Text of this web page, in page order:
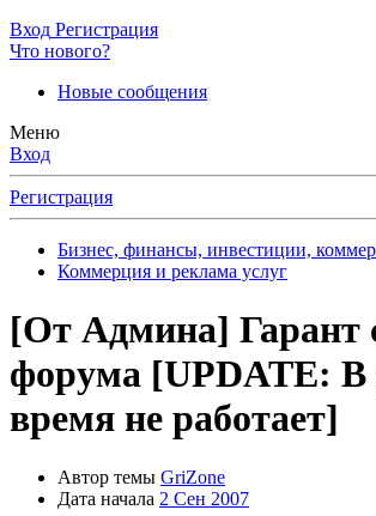
Вход Регистрация
Что нового?
Новые сообщения
Меню
Вход
Регистрация
Бизнес, финансы, инвестиции,
Коммерция и реклама услуг
[От Админа] Гарант
форума [UPDATE: В
время не работает]
Автор темы GriZone
Дата начала 2 Сен 2007